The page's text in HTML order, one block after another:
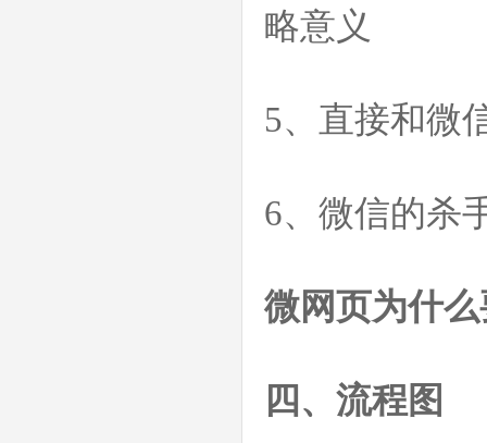
略意义
5、直接和微
6、微信的杀
微网页为什
四、流程图